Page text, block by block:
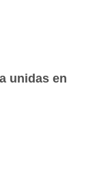
unidas en